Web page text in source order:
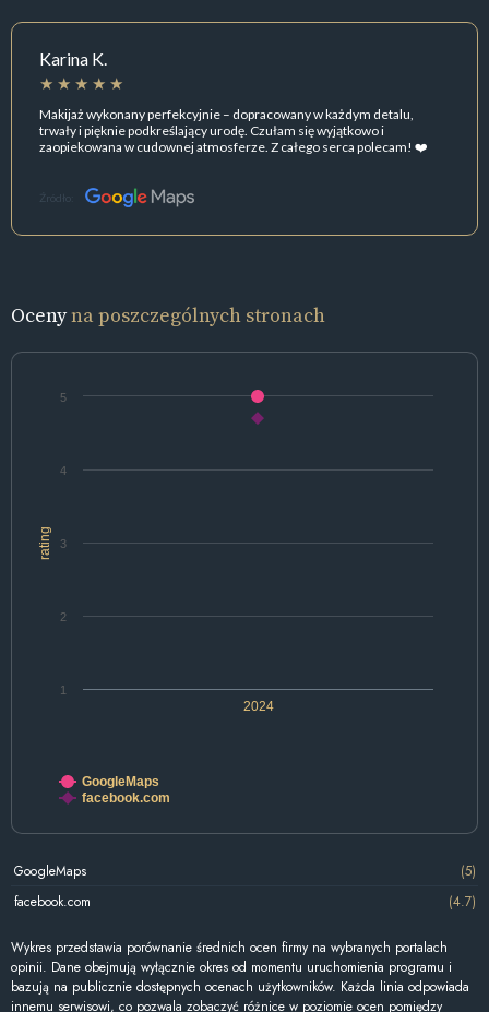
Karina K.
Makijaż wykonany perfekcyjnie – dopracowany w każdym detalu,
trwały i pięknie podkreślający urodę. Czułam się wyjątkowo i
zaopiekowana w cudownej atmosferze. Z całego serca polecam! ❤️
Źródło:
Ocenyna poszczególnych stronach
rating
2024
1
2
3
4
5
GoogleMaps
facebook.com
GoogleMaps
(5)
facebook.com
(4.7)
Wykres przedstawia porównanie średnich ocen firmy na wybranych portalach
opinii. Dane obejmują wyłącznie okres od momentu uruchomienia programu i
bazują na publicznie dostępnych ocenach użytkowników. Każda linia odpowiada
innemu serwisowi, co pozwala zobaczyć różnice w poziomie ocen pomiędzy